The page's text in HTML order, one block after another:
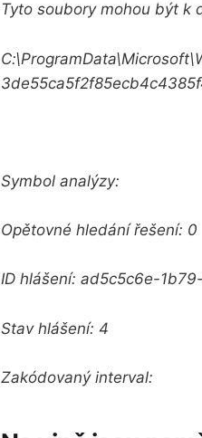
Tyto soubory mohou být k
C:\ProgramData\Microsoft\
Symbol analýzy:
Opětovné hledání řešení: 0
ID hlášení: ad5c5c6e-
Stav hlášení: 4
Zakódovaný interval: